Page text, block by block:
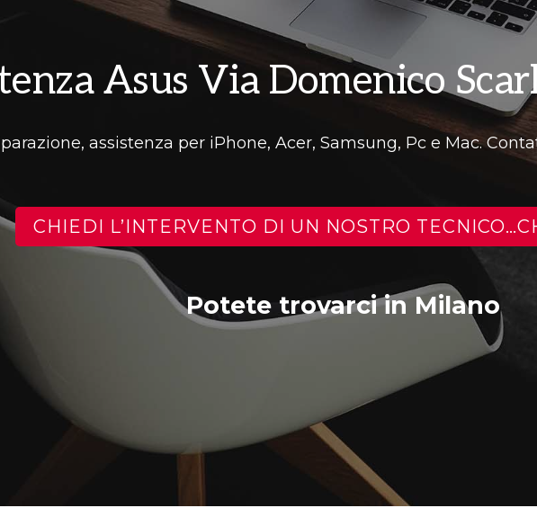
Asus Via Domenico
assistenza per iPhone, Acer, Samsung, Pc e Mac.
CHIEDI L’INTERVENTO DI UN NOSTRO
Potete trovarci in Milano